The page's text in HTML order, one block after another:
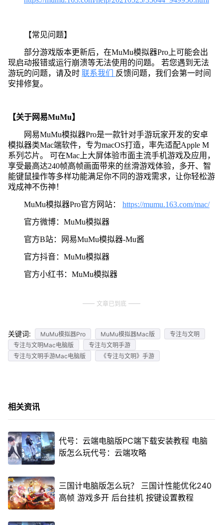
【常见问题】
部分游戏版本更新后，在MuMu模拟器Pro上可能会出
现启动报错或运行崩溃等无法使用的问题。 若您遇到无法
游玩的问题，请及时 联系我们
反馈问题，我们会第一时间
安排修复。
【关于网易MuMu】
网易MuMu模拟器Pro是一款针对手游玩家开发的安卓
模拟器类Mac端软件，专为macOS打造，率先适配Apple M
系列芯片。 可在Mac上大屏体验市面主流手机游戏及应用，
享受最高达240帧高帧画面带来的丝滑游戏体验，多开、智
能键鼠操作等多样功能满足你不同的游戏需求，让你轻松游
戏成神不伤神！
MuMu模拟器Pro官方网站： https://mumu.163.com/mac/
官方微博：MuMu模拟器
官方B站：网易MuMu模拟器-Mu酱
官方抖音：MuMu模拟器
官方小红书：MuMu模拟器
文章已到底
关键词: MuMu模拟器Pro MuMu模拟器Mac版
专注与文明
专注与文明Mac电脑版
专注与文明手游
专注与文明手游Mac电脑版
《专注与文明》手游
相关资讯
代号：云端电脑版PC端下载安装教程 电脑
版怎么玩代号：云端攻略
三国计电脑版怎么玩？ 三国计性能优化240
高帧 游戏多开 后台挂机 按键设置教程